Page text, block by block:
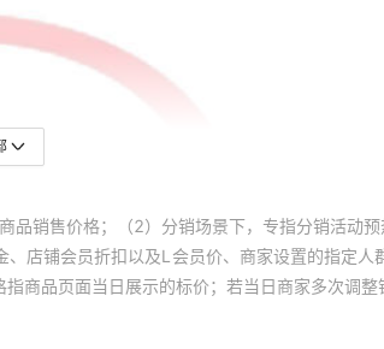
销售价格；（2）分销场景下，专指分销活动
店铺会员折扣以及L会员价、商家设置的指定
品页面当日展示的标价；若当日商家多次调整